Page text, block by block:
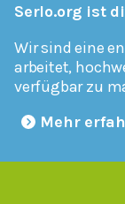
Serlo.org ist
Wir sind eine
arbeitet,
verfügbar zu
Mehr